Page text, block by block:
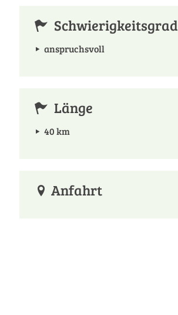
Schwierigkeitsgrad
anspruchsvoll
Länge
40 km
Anfahrt